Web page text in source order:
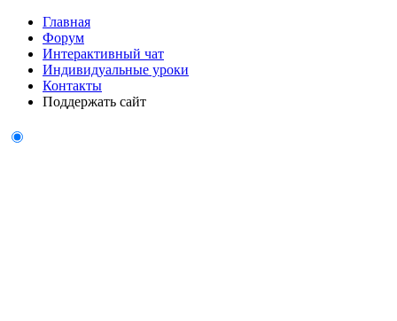
Главная
Форум
Интерактивный чат
Индивидуальные уроки
Контакты
Поддержать сайт